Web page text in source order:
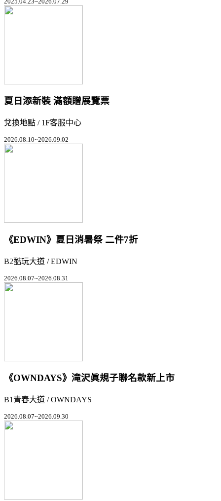
夏日添新裝 滿額贈展覽票
兌換地點 / 1F客服中心
2026.08.10~2026.09.02
《EDWIN》夏日消暑祭 二件7折
B2酷玩大道 / EDWIN
2026.08.07~2026.08.31
《OWNDAYS》滝沢眞規子聯名款新上市
B1青春大道 / OWNDAYS
2026.08.07~2026.09.30